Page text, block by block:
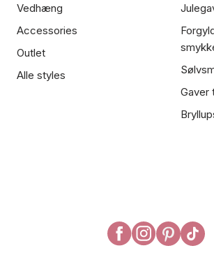
Vedhæng
Accessories
Outlet
Alle styles
Gaver